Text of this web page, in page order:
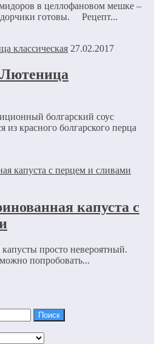
в целлофановом мешке –
готовы. Рецепт...
27.02.2017
Лютеница
болгарский соус
из красного болгарского перца
капуста с
просто невероятный.
попробовать...